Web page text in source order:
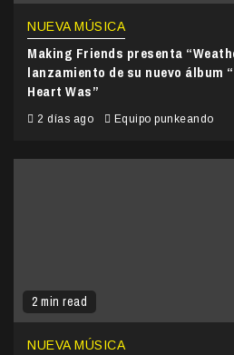
NUEVA MÚSICA
Making Friends presenta
lanzamiento de su nuevo álbum
Heart Was”
2 días ago Equipo punkeando
2 min read
NUEVA MÚSICA